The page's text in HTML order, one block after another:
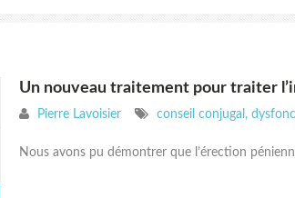
Un nouveau traitement pour traiter
Pierre Lavoisier conseil conjugal ,
Nous avons pu démontrer que l’érection